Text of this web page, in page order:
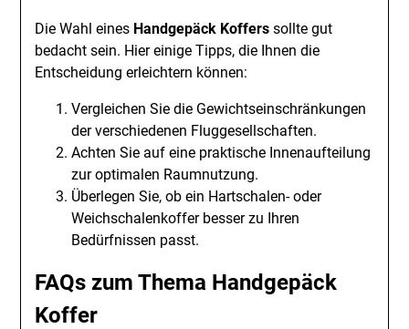
Die Wahl eines Handgepäck Koffers sollte gut
bedacht sein. Hier einige Tipps, die Ihnen die
Entscheidung erleichtern können:
Vergleichen Sie die Gewichtseinschränkungen
der verschiedenen Fluggesellschaften.
Achten Sie auf eine praktische Innenaufteilung
zur optimalen Raumnutzung.
Überlegen Sie, ob ein Hartschalen- oder
Weichschalenkoffer besser zu Ihren
Bedürfnissen passt.
FAQs zum Thema Handgepäck
Koffer